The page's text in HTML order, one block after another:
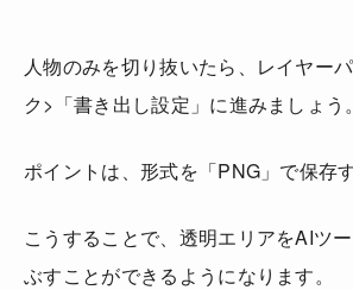
人物のみを切り抜いたら、レイヤー
ク>「書き出し設定」に進みましょう。
ポイントは、形式を「PNG」で保存す
こうすることで、透明エリアをAIツ
ぶすことができるようになります。